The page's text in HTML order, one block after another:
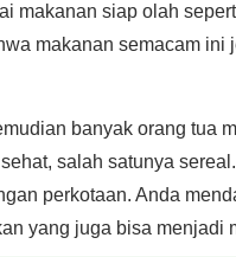
makanan siap olah
makanan semacam
banyak orang tua
salah satunya
perkotaan. Anda
yang juga bisa menjadi